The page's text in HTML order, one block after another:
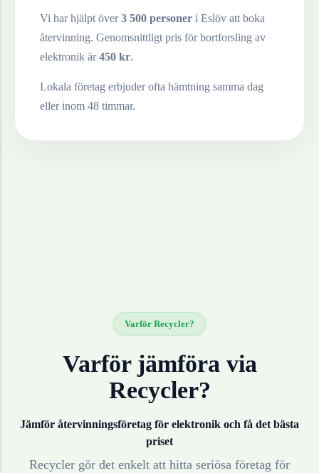
Vi har hjälpt över3 500 personer i Eslöv att boka
återvinning. Genomsnittligt pris för bortforsling av
elektronik är450 kr.
Lokala företag erbjuder ofta hämtning samma dag
eller inom 48 timmar.
Varför Recycler?
Varför jämföra via
Recycler?
Jämför återvinningsföretag för elektronik och få det bästa
priset
Recycler gör det enkelt att hitta seriösa företag för